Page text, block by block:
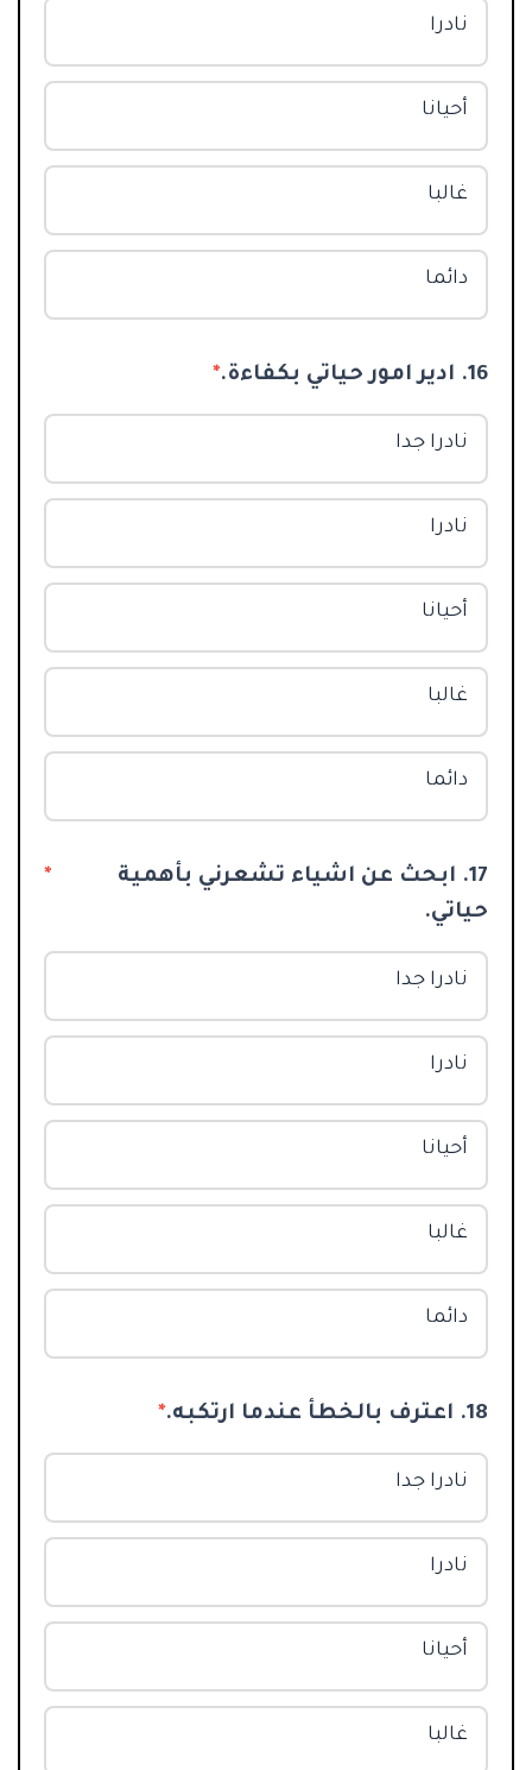
نادرا
أحيانا
غالبا
دائما
16. ادير امور حياتي بكفاءة. *
نادرا جدا
نادرا
أحيانا
غالبا
دائما
17. ابحث عن اشياء تشعرني بأهمية
حياتي.
*
نادرا جدا
نادرا
أحيانا
غالبا
دائما
18. اعترف بالخطأ عندما ارتكبه. *
نادرا جدا
نادرا
أحيانا
غالبا